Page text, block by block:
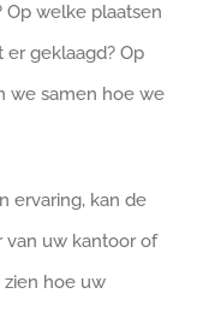
welke plaatsen
geklaagd? Op
we samen hoe we
ervaring, kan de
van uw kantoor of
hoe uw